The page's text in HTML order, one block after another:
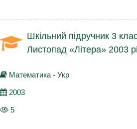
Шкільний підручник 3
Листопад «Літера» 2003
Математика - Укр
2003
5